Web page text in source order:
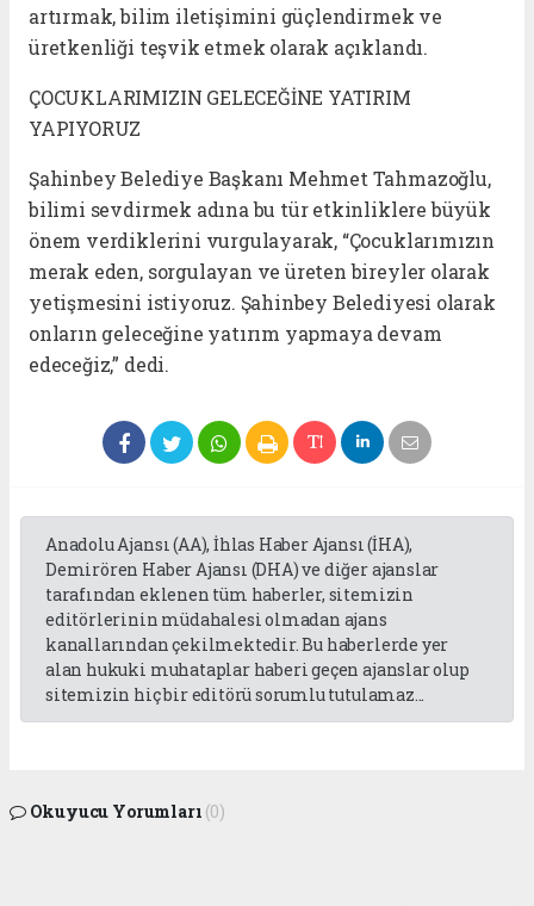
artırmak, bilim iletişimini güçlendirmek ve
üretkenliği teşvik etmek olarak açıklandı.
ÇOCUKLARIMIZIN GELECEĞİNE YATIRIM
YAPIYORUZ
Şahinbey Belediye Başkanı Mehmet Tahmazoğlu,
bilimi sevdirmek adına bu tür etkinliklere büyük
önem verdiklerini vurgulayarak, “Çocuklarımızın
merak eden, sorgulayan ve üreten bireyler olarak
yetişmesini istiyoruz. Şahinbey Belediyesi olarak
onların geleceğine yatırım yapmaya devam
edeceğiz,” dedi.
Anadolu Ajansı (AA), İhlas Haber Ajansı (İHA),
Demirören Haber Ajansı (DHA) ve diğer ajanslar
tarafından eklenen tüm haberler, sitemizin
editörlerinin müdahalesi olmadan ajans
kanallarından çekilmektedir. Bu haberlerde yer
alan hukuki muhataplar haberi geçen ajanslar olup
sitemizin hiç bir editörü sorumlu tutulamaz...
Okuyucu Yorumları (0)